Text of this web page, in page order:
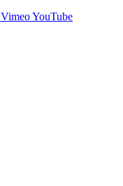
VimeoYouTube